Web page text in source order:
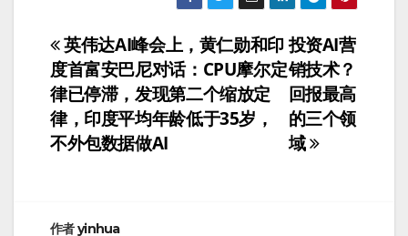
文
章
导
航
投资AI营
销技术？
回报最高
的三个领
域
英伟达AI峰会上，黄仁勋和印
度首富安巴尼对话：CPU摩尔定
律已停滞，发现第二个缩放定
律，印度平均年龄低于35岁，
不外包数据做AI
作者yinhua